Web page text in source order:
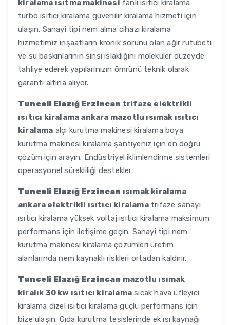
kiralama ısıtma makinesi fanlı ısıtıcı kiralama
turbo ısıtıcı kiralama güvenilir kiralama hizmeti için
ulaşın. Sanayi tipi nem alma cihazı kiralama
hizmetimiz inşaatların kronik sorunu olan ağır rutubeti
ve su baskınlarının sinsi ıslaklığını moleküler düzeyde
tahliye ederek yapılarınızın ömrünü teknik olarak
garanti altına alıyor.
Tunceli Elazığ Erzincan trifaze elektrikli
ısıtıcı kiralama ankara mazotlu ısımak ısıtıcı
kiralama alçı kurutma makinesi kiralama boya
kurutma makinesi kiralama şantiyeniz için en doğru
çözüm için arayın. Endüstriyel iklimlendirme sistemleri
operasyonel sürekliliği destekler.
Tunceli Elazığ Erzincan ısımak kiralama
ankara elektrikli ısıtıcı kiralamatrifaze sanayi
ısıtıcı kiralama yüksek voltaj ısıtıcı kiralama maksimum
performans için iletişime geçin. Sanayi tipi nem
kurutma makinesi kiralama çözümleri üretim
alanlarında nem kaynaklı riskleri ortadan kaldırır.
Tunceli Elazığ Erzincan mazotlu ısımak
kiralık 30 kw ısıtıcı kiralama sıcak hava üfleyici
kiralama dizel ısıtıcı kiralama güçlü performans için
bize ulaşın. Gıda kurutma tesislerinde ek ısı kaynağı